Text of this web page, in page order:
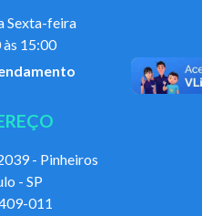
Sexta-feira
às 15:00
- Pinheiros
- SP
011